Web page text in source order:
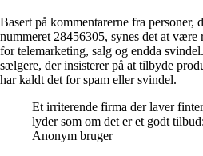
Basert på kommentarerne fra personer,
nummeret 28456305, synes det at
for telemarketing, salg og endda
sælgere, der insisterer på at tilbyde
har kaldt det for spam eller svindel.
Et irriterende firma der laver
lyder som om det er et godt
Anonym bruger